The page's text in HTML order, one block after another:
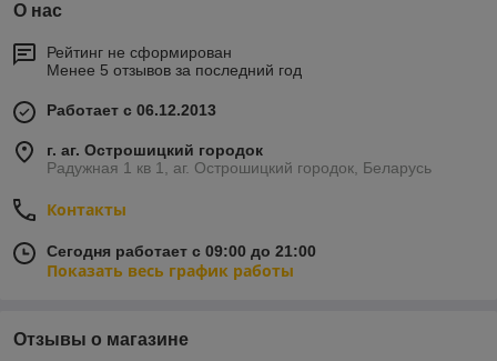
О нас
Рейтинг не сформирован
Менее 5 отзывов за последний год
Работает с 06.12.2013
г. аг. Острошицкий городок
Радужная 1 кв 1, аг. Острошицкий городок, Беларусь
Контакты
Сегодня работает с 09:00 до 21:00
Показать весь график работы
Отзывы о магазине